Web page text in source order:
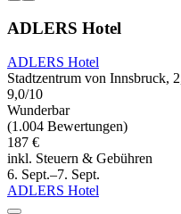
ADLERS Hotel
ADLERS Hotel
Stadtzentrum von Innsbruck,
9,0/10
Wunderbar
(1.004 Bewertungen)
187 €
inkl. Steuern & Gebühren
6. Sept.–7. Sept.
ADLERS Hotel